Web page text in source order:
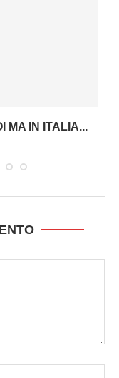
MA IN ITALIA...